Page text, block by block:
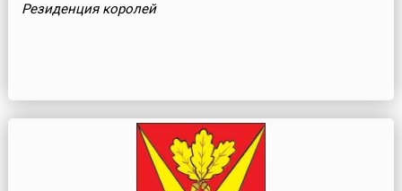
Резиденция королей